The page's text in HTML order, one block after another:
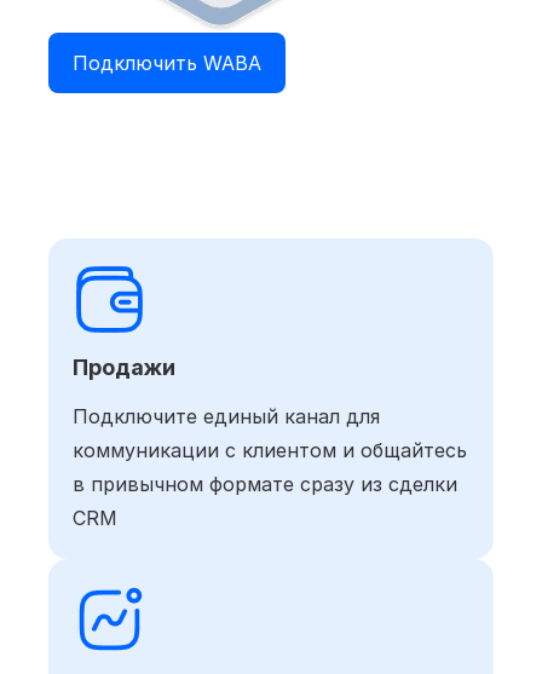
Подключить WABA
Продажи
Подключите единый канал для
коммуникации с клиентом и общайтесь
в привычном формате сразу из сделки
CRM